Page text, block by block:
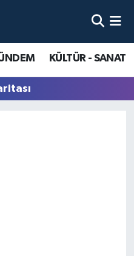
KÜLTÜR - SANAT